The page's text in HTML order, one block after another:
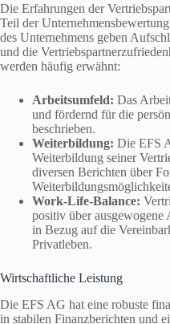
Die Erfahrungen der
Teil der
des Unternehmens geben
und die
werden häufig erwähnt:
Arbeitsumfeld: Das
und fördernd für die
beschrieben.
Weiterbildung: Die EFS
Weiterbildung seiner
diversen Berichten über
Work-Life-Balance:
positiv über
in Bezug auf die
Privatleben.
Wirtschaftliche Leistung
Die EFS AG hat eine robuste
in stabilen Finanzberichten und